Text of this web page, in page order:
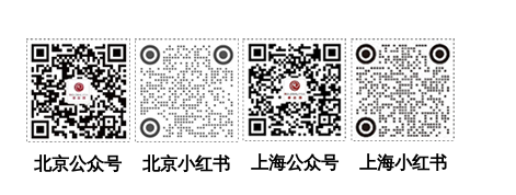
北京公众号 北京小红书 上海公众号 上海小红书